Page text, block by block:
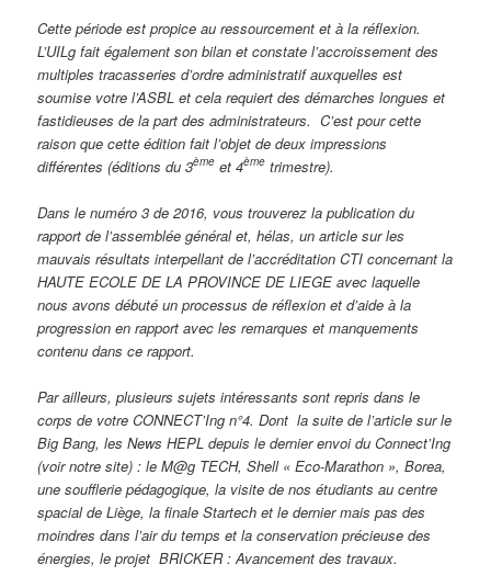
Cette période est propice au ressourcement et à la réflexion.
L’UILg fait également son bilan et constate l’accroissement des
multiples tracasseries d’ordre administratif auxquelles est
soumise votre l’ASBL et cela requiert des démarches longues et
fastidieuses de la part des administrateurs. C’est pour cette
raison que cette édition fait l’objet de deux impressions
différentes (éditions du 3ème et 4ème trimestre).
Dans le numéro 3 de 2016, vous trouverez la publication du
rapport de l’assemblée général et, hélas, un article sur les
mauvais résultats interpellant de l’accréditation CTI concernant la
HAUTE ECOLE DE LA PROVINCE DE LIEGE avec laquelle
nous avons débuté un processus de réflexion et d’aide à la
progression en rapport avec les remarques et manquements
contenu dans ce rapport.
Par ailleurs, plusieurs sujets intéressants sont repris dans le
corps de votre CONNECT’Ing n°4. Dont la suite de l’article sur le
Big Bang, les News HEPL depuis le dernier envoi du Connect’Ing
(voir notre site) : le M@g TECH, Shell « Eco-Marathon », Borea,
une soufflerie pédagogique, la visite de nos étudiants au centre
spacial de Liège, la finale Startech et le dernier mais pas des
moindres dans l’air du temps et la conservation précieuse des
énergies, le projet BRICKER : Avancement des travaux.